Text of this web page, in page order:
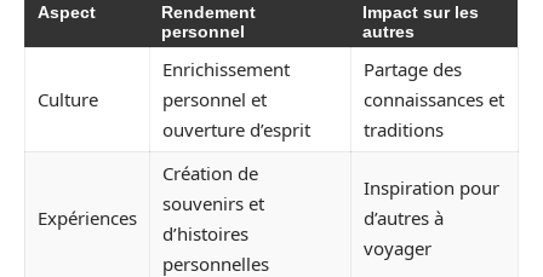
Aspect
Rendement
personnel
Impact sur les
autres
Culture
Enrichissement
personnel et
ouverture d’esprit
Partage des
connaissances et
traditions
Expériences
Création de
souvenirs et
d’histoires
personnelles
Inspiration pour
d’autres à
voyager